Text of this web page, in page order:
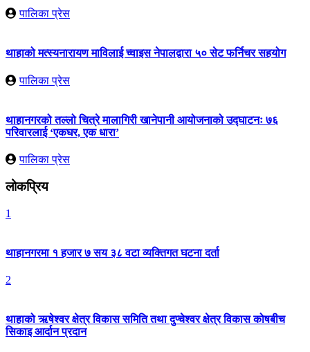
पालिका प्रेस
थाहाको मत्स्यनारायण माविलाई च्वाइस नेपालद्वारा ५० सेट फर्निचर सहयोग
पालिका प्रेस
थाहानगरको तल्लो चित्रे मालागिरी खानेपानी आयोजनाको उद्घाटनः ७६
परिवारलाई ‘एकघर, एक धारा’
पालिका प्रेस
लोकप्रिय
1
थाहानगरमा १ हजार ७ सय ३८ वटा व्यक्तिगत घटना दर्ता
2
थाहाको ऋषेश्वर क्षेत्र विकास समिति तथा दुप्चेश्वर क्षेत्र विकास कोषबीच
सिकाइ आर्दान प्रदान